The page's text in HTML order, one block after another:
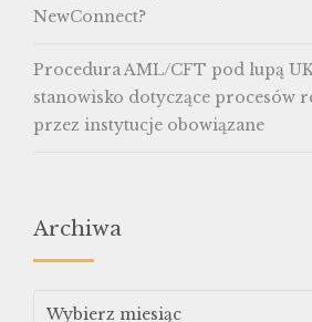
NewConnect?
Procedura AML/CFT pod lupą
stanowisko dotyczące procesów
przez instytucje obowiązane
Archiwa